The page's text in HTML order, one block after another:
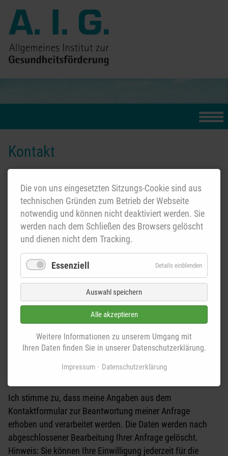
Kontakt
Allgemeines Institut zur Gesundheitsförderung
Gladbacher Straße 19
40219 Düsseldorf
Tel.: 0211 - 32 37 556
Oder schreiben Sie uns direkt über unser Kontaktformular:
Ich stimme zu, dass meine Angaben aus dem
Kontaktformular zur Beantwortung meiner Anfrage
erhoben und verarbeitet werden. Die Daten werden nach
abgeschlossener Bearbeitung Ihrer Anfrage gelöscht.
Hinweis: Sie können Ihre Einwilligung jederzeit für die
Die von uns eingesetzten Sitzungs-Cookie sind aus
technischen Gründen zum Betrieb der Webseite
notwendig und können nicht deaktiviert werden. Sie
werden nach dem Schließen des Browsers gelöscht
und dienen nicht dem Tracking.
Essenziell Details einblenden
Auswahl speichern
Alle akzeptieren
Weitere Informationen zu unserem Umgang mit
Ihren Daten finden Sie in unserer Datenschutzerklärung.
Impressum Datenschutzerklärung